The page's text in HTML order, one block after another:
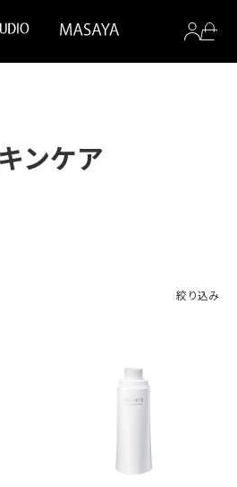
ンケア
絞り込み